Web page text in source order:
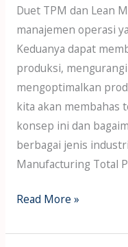
Duet TPM dan Lean
manajemen operasi
Keduanya dapat
produksi,
mengoptimalkan
kita akan membahas
konsep ini dan
berbagai jenis
Manufacturing Total
Read More »